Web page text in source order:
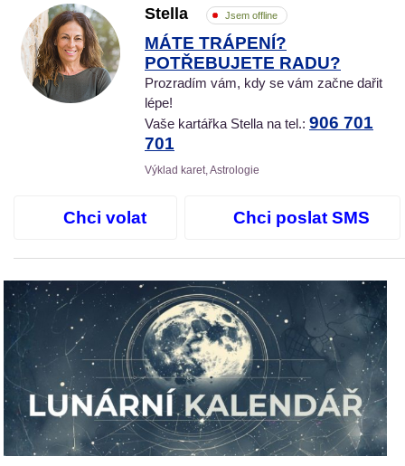
Stella Jsem offline
MÁTE TRÁPENÍ?
POTŘEBUJETE RADU?
Prozradím vám, kdy se vám začne dařit
lépe!
Vaše kartářka Stella na tel.: 906 701
701
Výklad karet, Astrologie
Chci volat Chci poslat SMS